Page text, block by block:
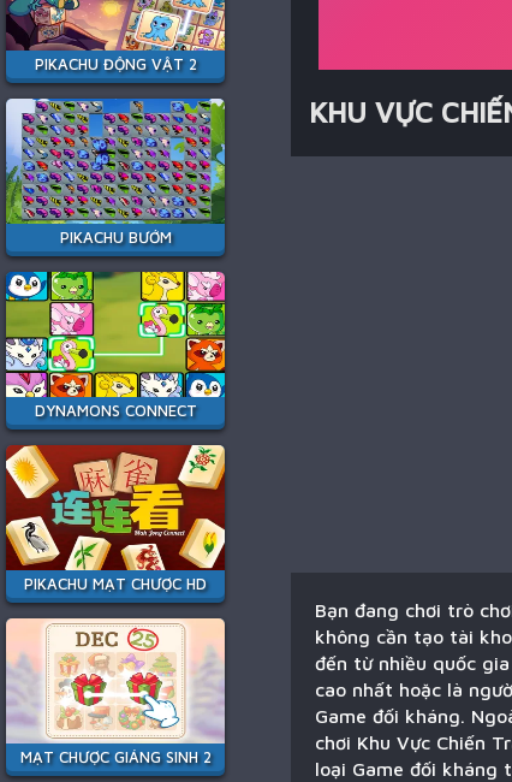
PIKACHU ĐỘNG VẬT 2
PIKACHU BƯỚM
DYNAMONS CONNECT
PIKACHU MẠT CHƯỢC HD
MẠT CHƯỢC GIÁNG SINH 2
KHU VỰC
Bạn đang chơi trò
không cần tạo tài
đến từ nhiều quốc
cao nhất hoặc là
Game đối kháng.
chơi Khu Vực Chiến
loại Game đối kháng